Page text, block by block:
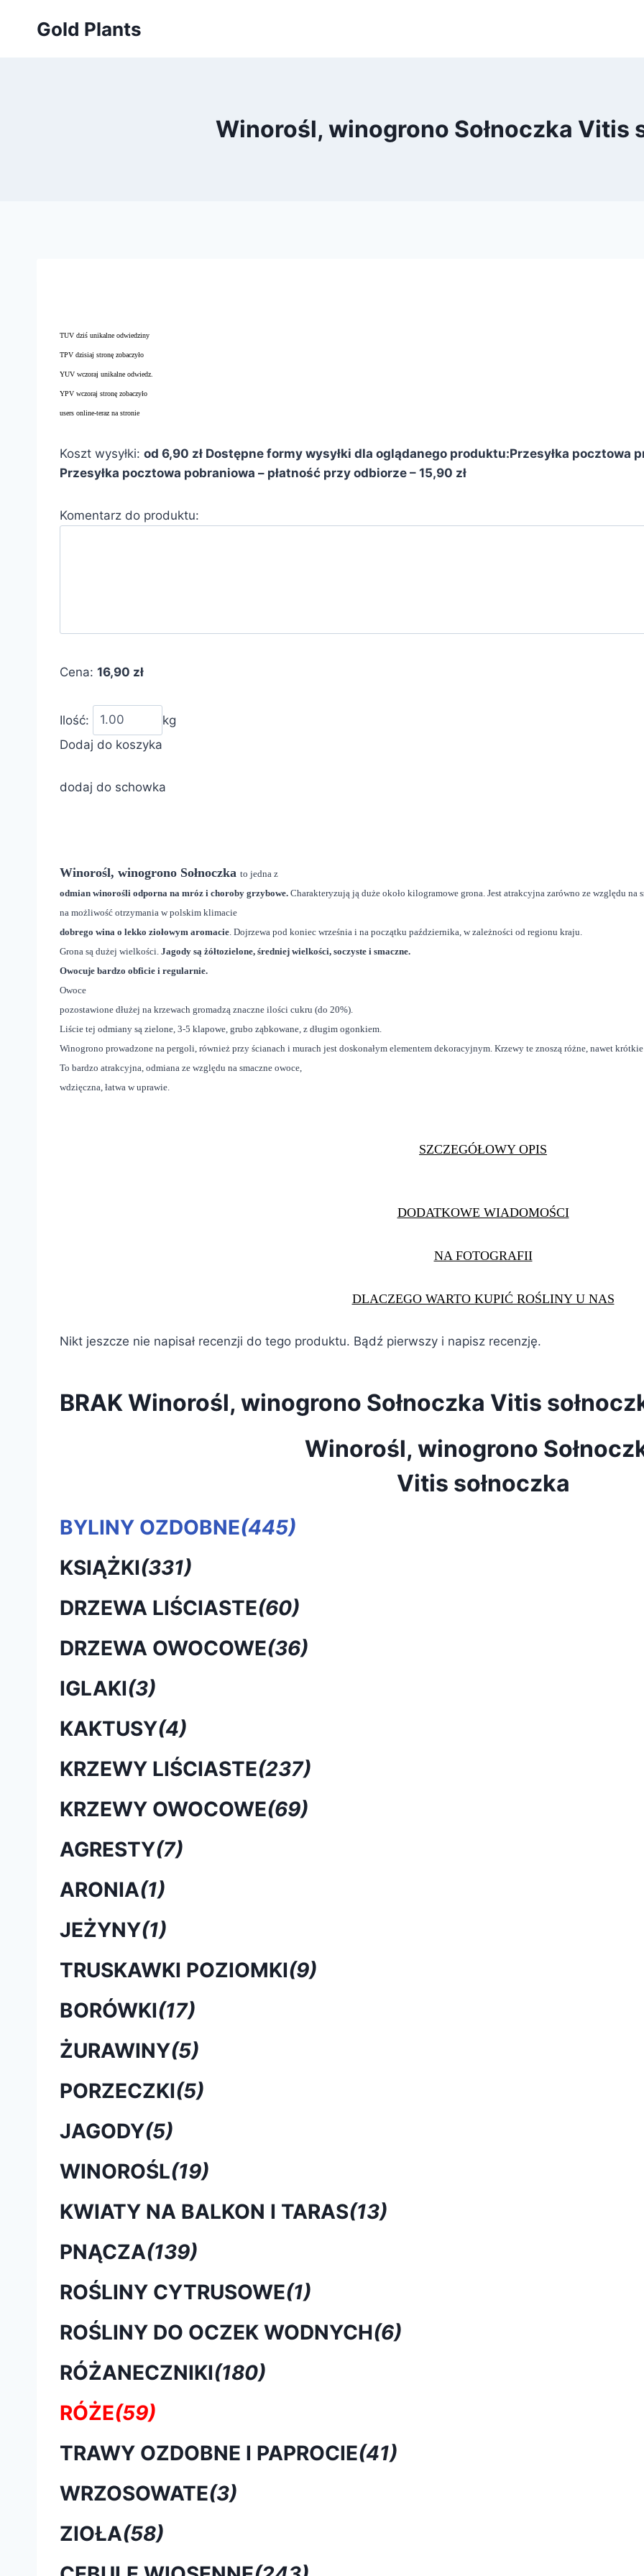
Gold Plants
Winorośl, winogrono Sołnoczka Vitis
TUV dziś unikalne odwiedziny
TPV dzisiaj stronę zobaczyło
YUV wczoraj unikalne odwiedz.
YPV wczoraj stronę zobaczyło
users online-teraz na stronie
Koszt wysyłki: od 6,90 zł Dostępne formy wysyłki dla oglądanego produktu:Przesyłka pocztowa
Przesyłka pocztowa pobraniowa – płatność przy odbiorze – 15,90 zł
Komentarz do produktu:
Cena: 16,90 zł
Ilość:
kg
Dodaj do koszyka
dodaj do schowka
Winorośl, winogrono Sołnoczka to jedna z
odmian winorośli odporna na mróz i choroby grzybowe. Charakteryzują ją duże około kilogramowe grona. Jest atrakcyjna zarówno ze względu
na możliwość otrzymania w polskim klimacie
dobrego wina o lekko ziołowym aromacie. Dojrzewa pod koniec września i na początku października, w zależności od regionu kraju.
Grona są dużej wielkości. Jagody są żółtozielone, średniej wielkości, soczyste i smaczne.
Owocuje bardzo obficie i regularnie.
Owoce
pozostawione dłużej na krzewach gromadzą znaczne ilości cukru (do 20%).
Liście tej odmiany są zielone, 3-5 klapowe, grubo ząbkowane, z długim ogonkiem.
Winogrono prowadzone na pergoli, również przy ścianach i murach jest doskonałym elementem dekoracyjnym. Krzewy te znoszą różne, nawet
To bardzo atrakcyjna, odmiana ze względu na smaczne owoce,
wdzięczna, łatwa w uprawie.
SZCZEGÓŁOWY OPIS
DODATKOWE WIADOMOŚCI
NA FOTOGRAFII
DLACZEGO WARTO KUPIĆ ROŚLINY U NAS
Nikt jeszcze nie napisał recenzji do tego produktu. Bądź pierwszy i napisz recenzję.
BRAK Winorośl, winogrono Sołnoczka Vitis
Winorośl, winogrono
Vitis sołnoczka
BYLINY OZDOBNE(445)
KSIĄŻKI(331)
DRZEWA LIŚCIASTE(60)
DRZEWA OWOCOWE(36)
IGLAKI(3)
KAKTUSY(4)
KRZEWY LIŚCIASTE(237)
KRZEWY OWOCOWE(69)
AGRESTY(7)
ARONIA(1)
JEŻYNY(1)
TRUSKAWKI POZIOMKI(9)
BORÓWKI(17)
ŻURAWINY(5)
PORZECZKI(5)
JAGODY(5)
WINOROŚL(19)
KWIATY NA BALKON I TARAS(13)
PNĄCZA(139)
ROŚLINY CYTRUSOWE(1)
ROŚLINY DO OCZEK WODNYCH(6)
RÓŻANECZNIKI(180)
RÓŻE(59)
TRAWY OZDOBNE I PAPROCIE(41)
WRZOSOWATE(3)
ZIOŁA(58)